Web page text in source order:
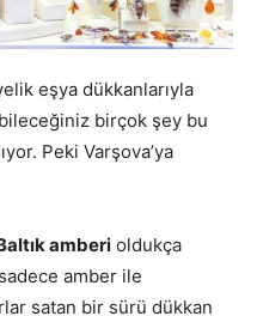
eşya dükkanlarıyla
birçok şey bu
Peki Varşova’ya
amberi oldukça
amber ile
satan bir sürü dükkan